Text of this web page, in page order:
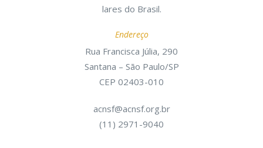
lares do Brasil.
Endereço
Rua Francisca Júlia, 290
Santana – São Paulo/SP
CEP 02403-010
acnsf@acnsf.org.br
(11) 2971-9040